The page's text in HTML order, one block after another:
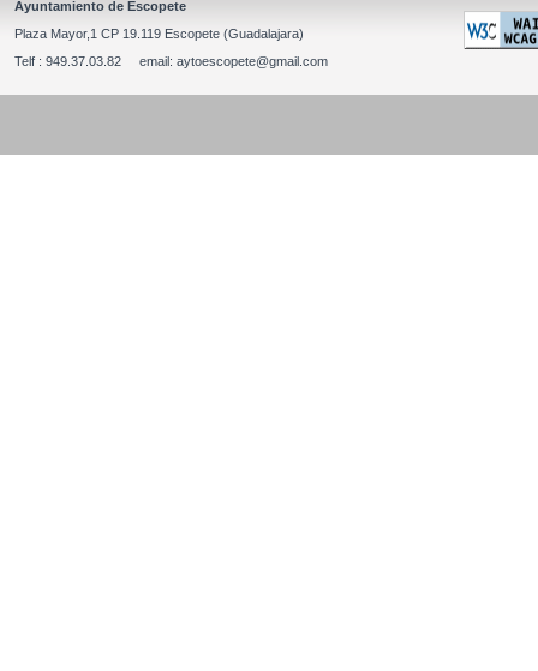
Ayuntamiento de Escopete
Plaza Mayor,1 CP 19.119 Escopete (Guadalajara)
Telf : 949.37.03.82 email: aytoescopete@gmail.com